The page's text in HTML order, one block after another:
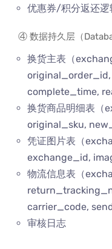
优惠券/积分返还逻
④ 数据持久层（
换货主表（
complete_time,
换货商品明细表
original_sku,
凭证图片表（
exchange_id,
物流信息表（
carrier_code,
审核日志